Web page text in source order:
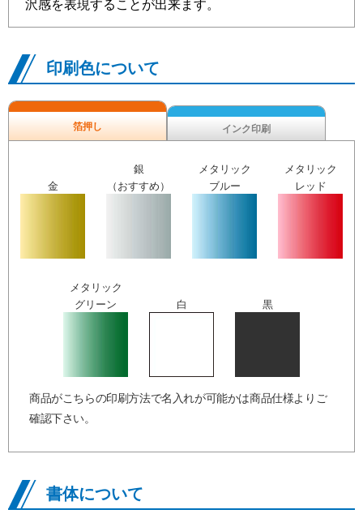
沢感を表現することが出来ます。
印刷色について
箔押し インク印刷
金
銀
（おすすめ）
メタリック
ブルー
メタリック
レッド
メタリック
グリーン
白 黒
商品がこちらの印刷方法で名入れが可能かは商品仕様よりご
確認下さい。
書体について